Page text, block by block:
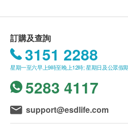
服務及內容。
如體檢計劃包含空腹血糖
開始進行。
三者或退款。
所有身體檢查計劃並非作
所有身體檢驗計劃由 香港
訂購及查詢
3151 2288
星期一至六早上9時至晚上12時; 星期日及公眾假
5283 4117
support@esdlife.com